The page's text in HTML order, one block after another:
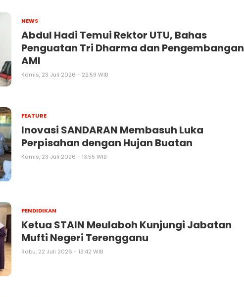
NEWS
Abdul Hadi Temui Rektor UTU, Bahas
Penguatan Tri Dharma dan Pengembangan
AMI
Kamis, 23 Juli 2026 - 22:59 WIB
FEATURE
Inovasi SANDARAN Membasuh Luka
Perpisahan dengan Hujan Buatan
Kamis, 23 Juli 2026 - 13:55 WIB
PENDIDIKAN
Ketua STAIN Meulaboh Kunjungi Jabatan
Mufti Negeri Terengganu
Rabu, 22 Juli 2026 - 13:42 WIB